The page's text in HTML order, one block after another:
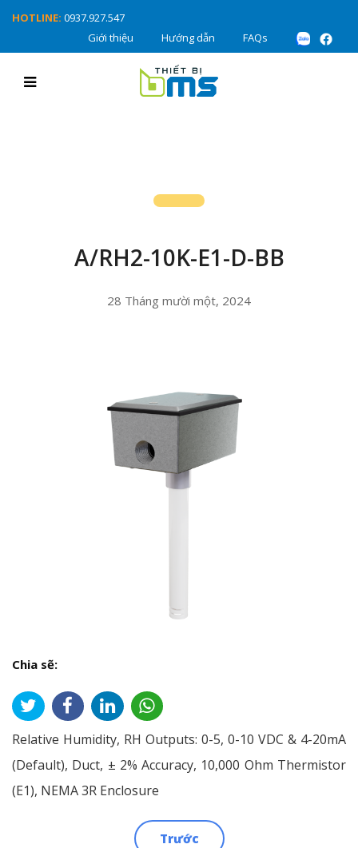
HOTLINE: 0937.927.547
Giới thiệu
Hướng dẫn FAQs
A/RH2-10K-E1-D-BB
28 Tháng mười một, 2024
Chia sẽ:
Relative Humidity, RH Outputs: 0-5, 0-10 VDC & 4-20mA
(Default), Duct, ± 2% Accuracy, 10,000 Ohm Thermistor
(E1), NEMA 3R Enclosure
Trước